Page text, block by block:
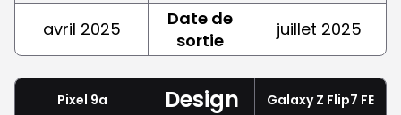
avril 2025
Date de
sortie
juillet 2025
Pixel 9a Design Galaxy Z Flip7 FE